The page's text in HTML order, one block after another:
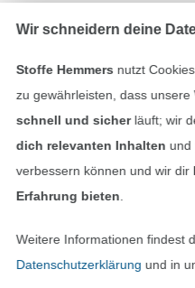
PANEL
(28,07 € / 1 m²)
Wir schneidern deine
Stoffe Hemmers nutzt
zu gewährleisten, dass unsere
schnell und sicherläuft; wir
dich relevanten Inhalten und
verbessern können und wir dir
Erfahrung bieten
Weitere Informationen findest
Datenschutzerklärung und in